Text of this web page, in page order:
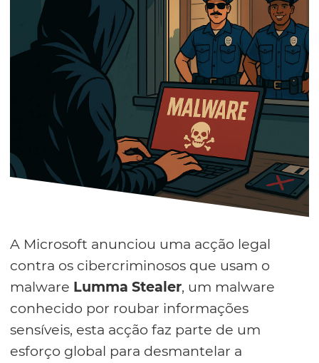
A Microsoft anunciou uma acção legal
contra os cibercriminosos que usam o
malware Lumma Stealer, um malware
conhecido por roubar informações
sensíveis, esta acção faz parte de um
esforço global para desmantelar a